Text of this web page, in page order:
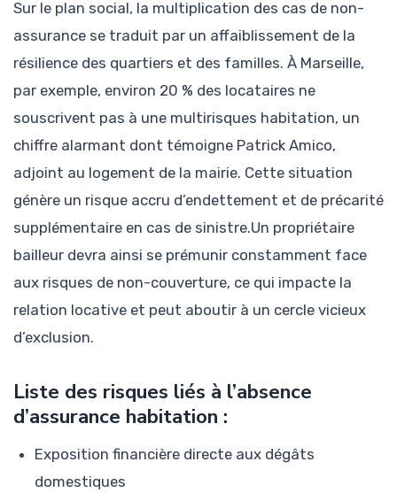
Sur le plan social, la multiplication des cas de non-
assurance se traduit par un affaiblissement de la
résilience des quartiers et des familles. À Marseille,
par exemple, environ 20 % des locataires ne
souscrivent pas à une multirisques habitation, un
chiffre alarmant dont témoigne Patrick Amico,
adjoint au logement de la mairie. Cette situation
génère un risque accru d’endettement et de précarité
supplémentaire en cas de sinistre.Un propriétaire
bailleur devra ainsi se prémunir constamment face
aux risques de non-couverture, ce qui impacte la
relation locative et peut aboutir à un cercle vicieux
d’exclusion.
Liste des risques liés à l’absence
d’assurance habitation :
Exposition financière directe aux dégâts
domestiques